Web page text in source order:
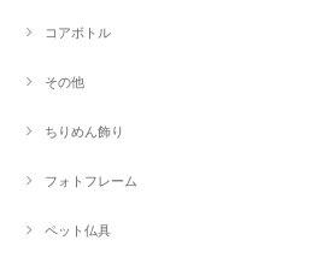
コアボトル
その他
ちりめん飾り
フォトフレーム
ペット仏具